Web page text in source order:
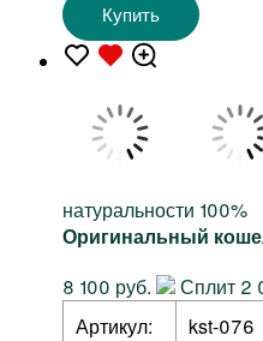
Купить
натуральности 100%
Оригинальный
8 100 руб.
Сплит 2
Артикул:
kst-076